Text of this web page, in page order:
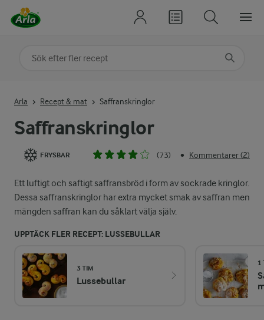
Saffranskringlor
FRYSBAR (73) • Kommentarer (2)
Ett luftigt och saftigt saffransbröd i form av sockrade kringlor.
Dessa saffranskringlor har extra mycket smak av saffran men
mängden saffran kan du såklart välja själv.
UPPTÄCK FLER RECEPT: LUSSEBULLAR
3 TIM
Lussebullar
1
Arla Recept & mat Saffranskringlor
Sök på kategori eller ingrediens